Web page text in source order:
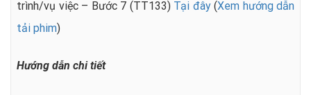
trình/vụ việc – Bước 7 (TT133) Tại đây (Xem hướng dẫn
tải phim)
Hướng dẫn chi tiết